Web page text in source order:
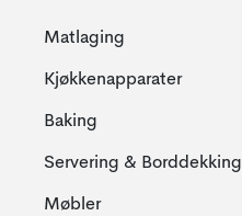
Matlaging
Kjøkkenapparater
Baking
Servering & Borddekking
Møbler